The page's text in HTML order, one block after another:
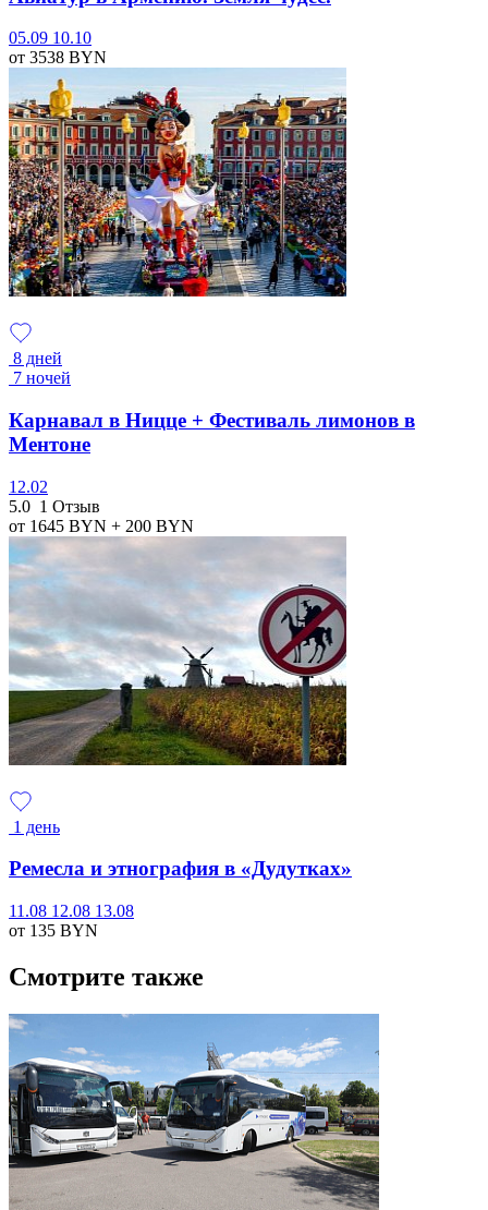
05.09 10.10
от 3538 BYN
8 дней
7 ночей
Карнавал в Ницце + Фестиваль лимонов в
Ментоне
12.02
5.0 1 Отзыв
от 1645 BYN + 200 BYN
1 день
Ремесла и этнография в «Дудутках»
11.08 12.08 13.08
от 135 BYN
Смотрите также